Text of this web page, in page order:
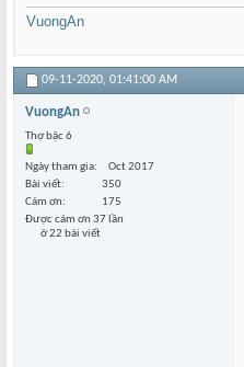
VuongAn
09-11-2020, 01:41:00 AM
VuongAn
Thợ bậc 6
Ngày tham gia
Oct 2017
Bài viết
350
Cám ơn
175
Được cám ơn 37 lần
ở 22 bài viết